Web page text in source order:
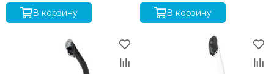
В корзину В корзину